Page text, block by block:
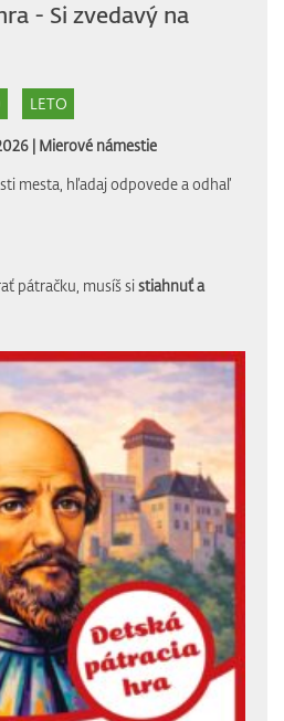
- Si zvedavý na
LETO
| Mierové námestie
mesta, hľadaj odpovede a odhaľ
pátračku, musíš sistiahnuť a